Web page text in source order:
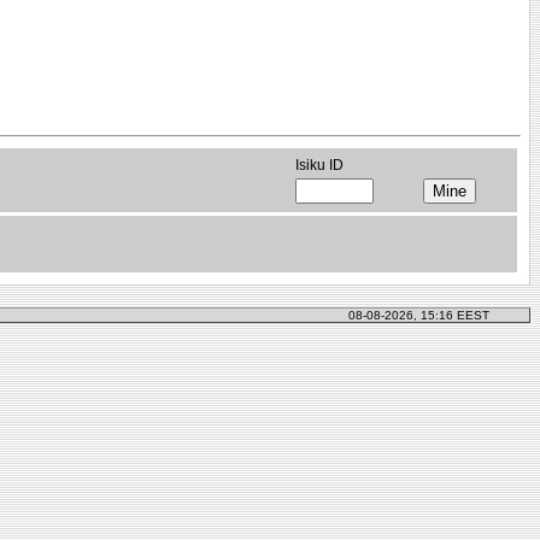
Isiku ID
08-08-2026, 15:16 EEST